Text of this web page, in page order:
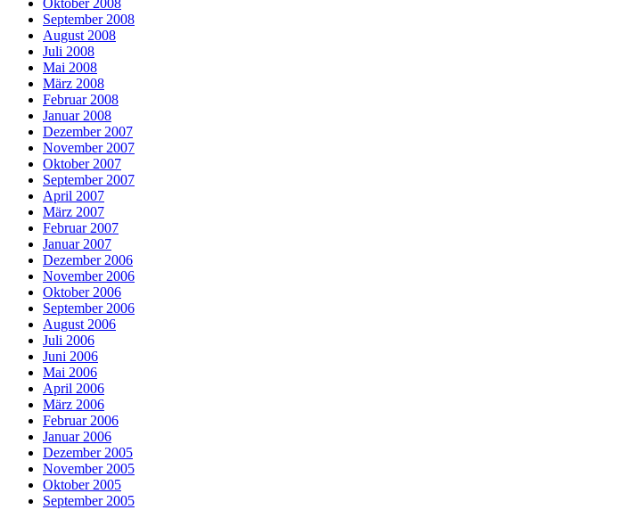
September 2008
August 2008
Juli 2008
Mai 2008
März 2008
Februar 2008
Januar 2008
Dezember 2007
November 2007
Oktober 2007
September 2007
April 2007
März 2007
Februar 2007
Januar 2007
Dezember 2006
November 2006
Oktober 2006
September 2006
August 2006
Juli 2006
Juni 2006
Mai 2006
April 2006
März 2006
Februar 2006
Januar 2006
Dezember 2005
November 2005
Oktober 2005
September 2005